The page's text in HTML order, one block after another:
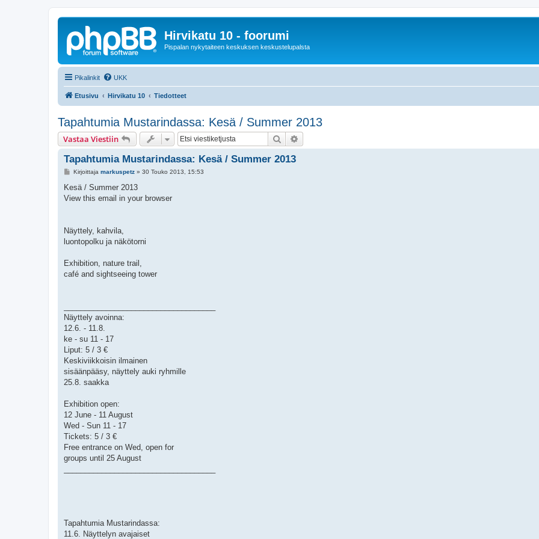
Hirvikatu 10 - foorumi
Pispalan nykytaiteen keskuksen keskustelupalsta
Pikalinkit UKK
Etusivu Hirvikatu 10 Tiedotteet
Tapahtumia Mustarindassa: Kesä / Summer 2013
Vastaa Viestiin Etsi
Tapahtumia Mustarindassa: Kesä / Summer 2013
V
e
t
Kirjoittaja markuspetz» 30 Touko 2013, 15:53
Kesä / Summer 2013
View this email in your browser
Näyttely, kahvila,
luontopolku ja näkötorni
Exhibition, nature trail,
café and sightseeing tower
Näyttely avoinna:
12.6. - 11.8.
ke - su 11 - 17
Liput: 5 / 3 €
Keskiviikkoisin ilmainen
sisäänpääsy, näyttely auki ryhmille
25.8. saakka
Exhibition open:
12 June - 11 August
Wed - Sun 11 - 17
Tickets: 5 / 3 €
Free entrance on Wed, open for
groups until 25 August
Tapahtumia Mustarindassa:
11.6. Näyttelyn avajaiset